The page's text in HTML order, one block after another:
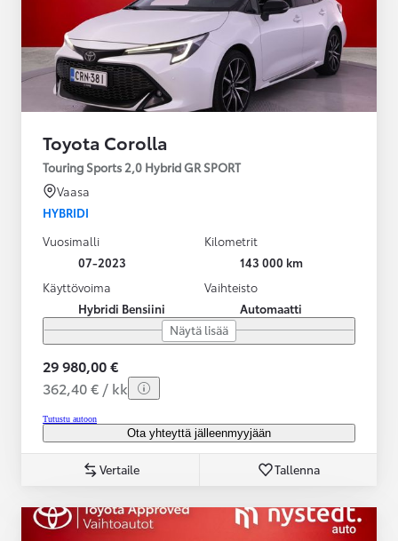
Toyota Corolla
Touring Sports 2,0 Hybrid GR SPORT
Vaasa
HYBRIDI
Vuosimalli
07-2023
Kilometrit
143 000 km
Käyttövoima
Hybridi Bensiini
Vaihteisto
Automaatti
Näytä lisää
29 980,00 €
362,40 € / kk
Tutustu autoon
Ota yhteyttä jälleenmyyjään
Vertaile Tallenna